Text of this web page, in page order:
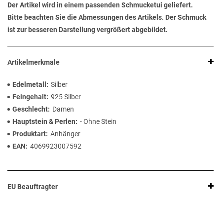
Der Artikel wird in einem passenden Schmucketui geliefert.
Bitte beachten Sie die Abmessungen des Artikels. Der Schmuck
ist zur besseren Darstellung vergrößert abgebildet.
Artikelmerkmale
Edelmetall
Silber
Feingehalt 925 Silber
Geschlecht
Damen
Hauptstein & Perlen
- Ohne Stein
Produktart Anhänger
EAN
4069923007592
EU Beauftragter